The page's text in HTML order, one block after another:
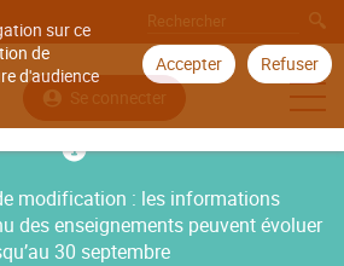
sur ce
de
d'audience
Accepter Refuser
Se connecter
modification : les informations
des enseignements peuvent évoluer
30 septembre